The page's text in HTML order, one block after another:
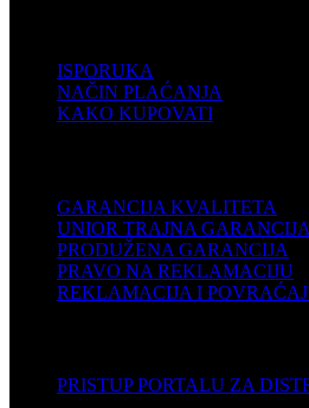
ISPORUKA
NAČIN PLAĆANJA
KAKO KUPOVATI
GARANCIJA KVALITETA
UNIOR TRAJNA GARANCIJA
PRODUŽENA GARANCIJA
PRAVO NA REKLAMACIJU
REKLAMACIJA I
PRISTUP PORTALU ZA